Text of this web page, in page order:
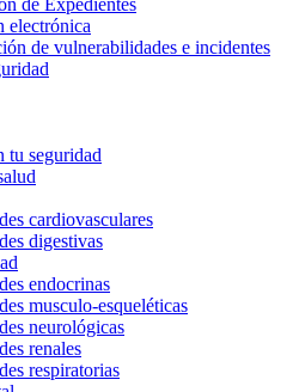
de Expedientes
electrónica
de vulnerabilidades e incidentes
tu seguridad
cardiovasculares
digestivas
endocrinas
musculo-esqueléticas
neurológicas
renales
respiratorias